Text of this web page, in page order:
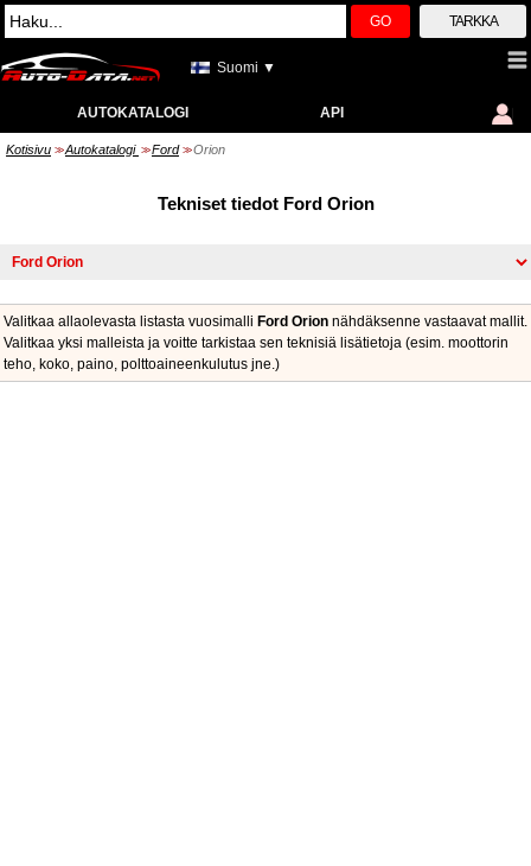
GO TARKKA
Suomi ▼
AUTOKATALOGI API
Kotisivu >> Autokatalogi >> Ford >> Orion
Tekniset tiedot Ford Orion
Valitkaa allaolevasta listasta vuosimalli Ford Orion nähdäksenne vastaavat mallit.
Valitkaa yksi malleista ja voitte tarkistaa sen teknisiä lisätietoja (esim. moottorin
teho, koko, paino, polttoaineenkulutus jne.)